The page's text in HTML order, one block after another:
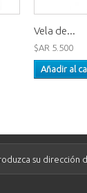
Vela de...
$AR 5.500
Añadir al